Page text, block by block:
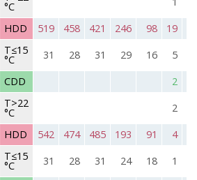
°C
HDD 519 458 421 246 98
19
T≤15
°C 31 28 31 29 16
5
CDD
2
T>22
°C 2
HDD 542 474 485 193 91
4
T≤15
°C 31 28 31 24 18
1